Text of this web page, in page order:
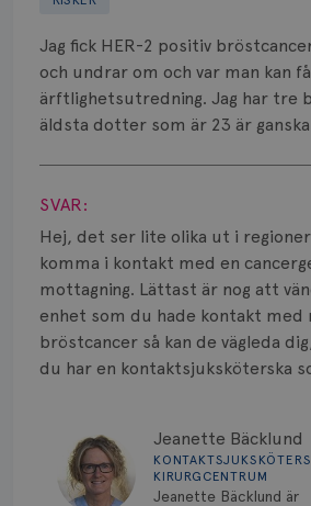
Jag fick HER-2 positiv
och undrar om och var man kan
ärftlighetsutredning. Jag har tre
äldsta dotter som är 23 är
Visa svar
SVAR:
Hej, det ser lite olika ut i
komma i kontakt med en
mottagning. Lättast är nog att
enhet som du hade kontakt med
bröstcancer så kan de vägleda
du har en kontaktsjuksköterska
Jeanette Bäcklund
KIRURGCENTRUM
Jeanette Bäcklund är
Biverkningar
Bröstvårta
Knöl
Typ av bröstcancer
Smärta
Prognos
Risker
Strålning
Vätska